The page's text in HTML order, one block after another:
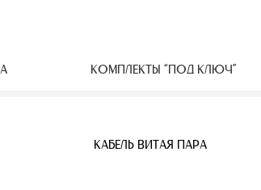
КОМПЛЕКТЫ “ПОД КЛЮЧ”
БЕСПРОВОДНЫЕ IP КАМЕРЫ
КАБЕЛЬ ВИТАЯ ПАРА
КАБЕЛЬ ВИТАЯ ПАРА